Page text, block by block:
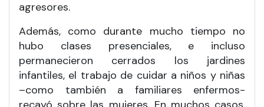
agresores.
Además, como durante mucho tiempo no
hubo clases presenciales, e incluso
permanecieron cerrados los jardines
infantiles, el trabajo de cuidar a niños y niñas
–como también a familiares enfermos-